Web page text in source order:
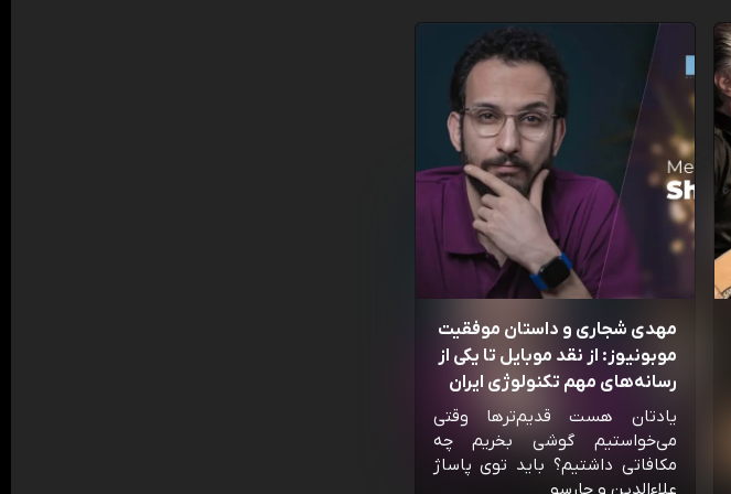
مهدی شجاری و داستان موفقیت
موبونیوز: از نقد موبایل تا یکی از
رسانه‌‌های مهم تکنولوژی ایران
یادتان هست قدیم‌ترها وقتی
می‌خواستیم گوشی بخریم چه
مکافاتی داشتیم؟ باید توی پاساژ
علاءالدین و چارسو